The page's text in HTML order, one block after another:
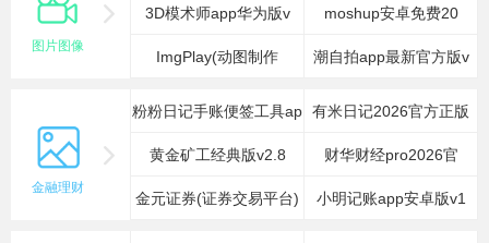
图片图像
3D模术师app华为版v moshup安卓免费20
ImgPlay(动图制作 潮自拍app最新官方版v
金融理财
粉粉日记手账便签工具ap 有米日记2026官方正版
黄金矿工经典版v2.8 财华财经pro2026官
金元证券(证券交易平台) 小明记账app安卓版v1